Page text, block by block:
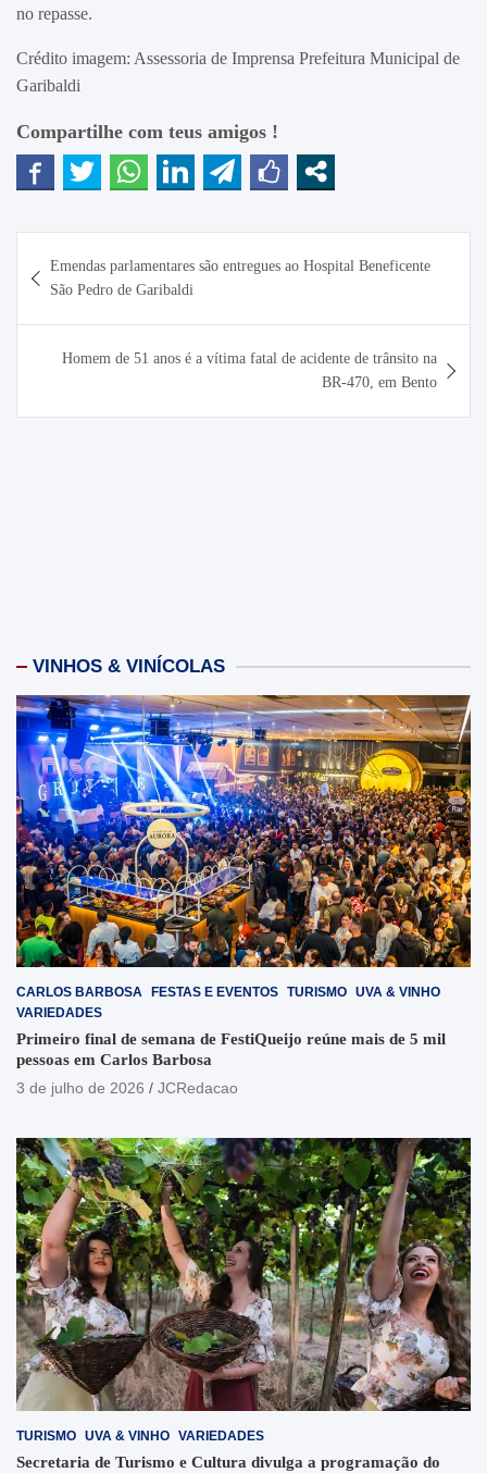
no repasse.
Crédito imagem: Assessoria de Imprensa Prefeitura Municipal de
Garibaldi
Compartilhe com teus amigos !
de
Post
Emendas parlamentares são entregues ao Hospital Beneficente
São Pedro de Garibaldi
Homem de 51 anos é a vítima fatal de acidente de trânsito na
BR-470, em Bento
VINHOS & VINÍCOLAS
CARLOS BARBOSA FESTAS E EVENTOS TURISMO UVA & VINHO
VARIEDADES
Primeiro final de semana de FestiQueijo reúne mais de 5 mil
pessoas em Carlos Barbosa
3 de julho de 2026
JCRedacao
TURISMO UVA & VINHO VARIEDADES
Secretaria de Turismo e Cultura divulga a programação do